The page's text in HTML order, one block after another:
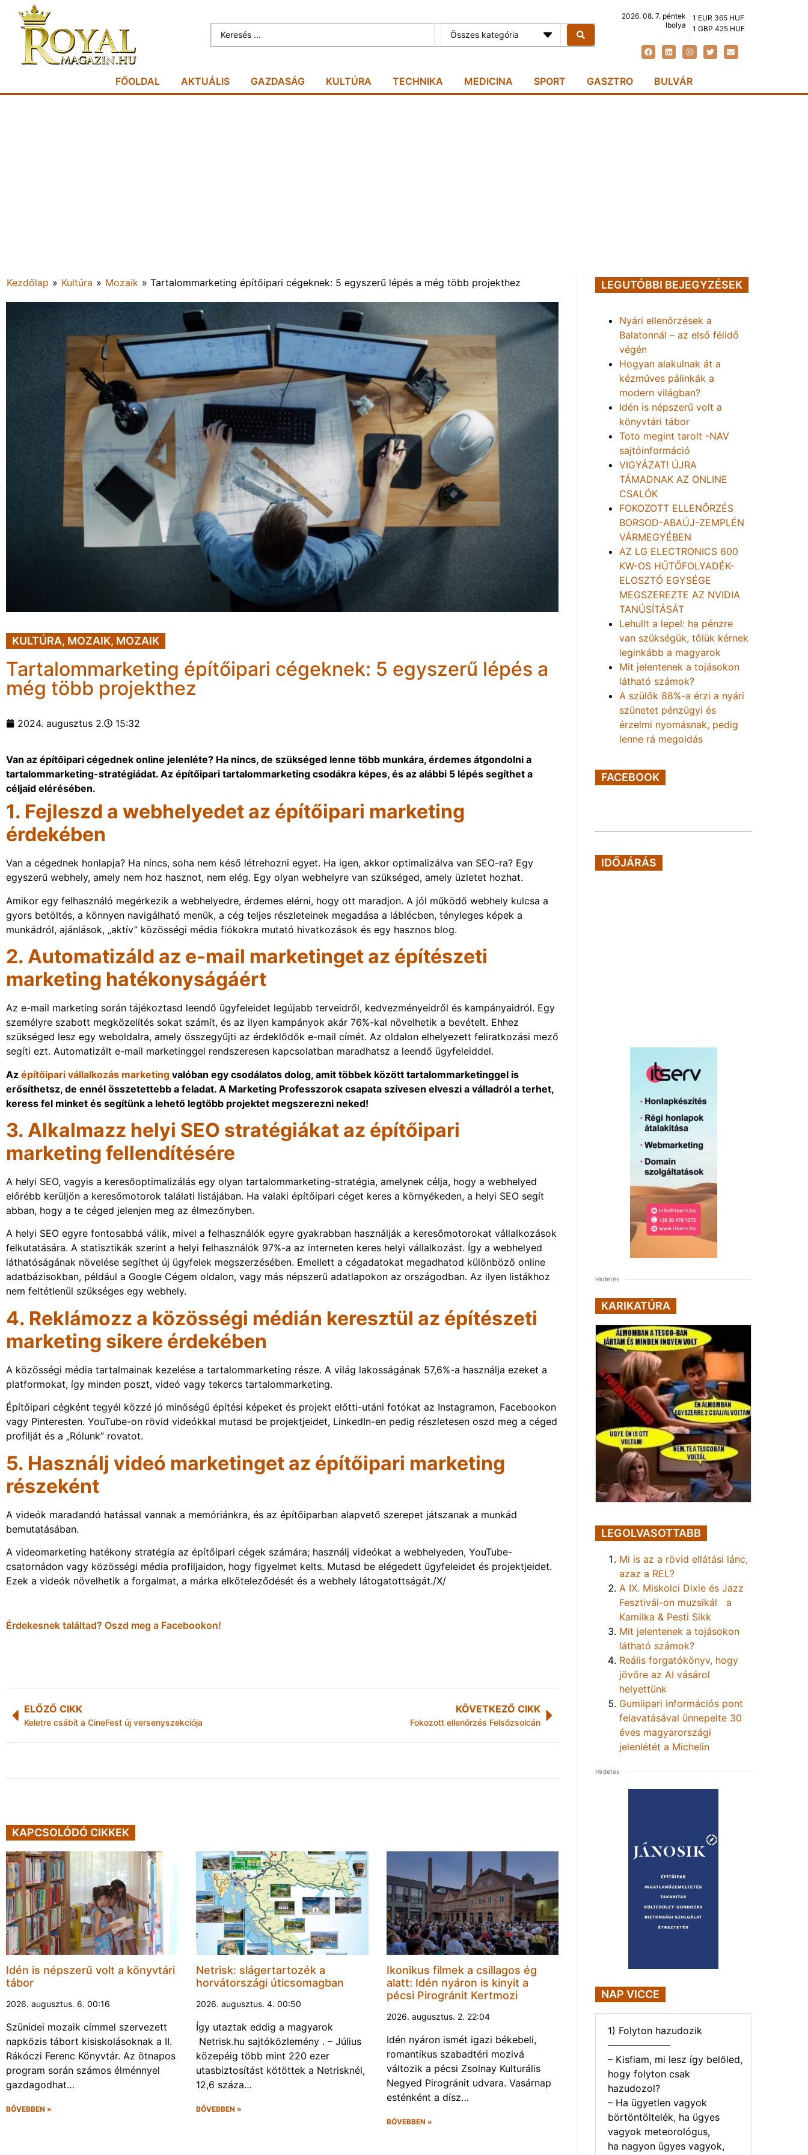
Összes kategória
2026. 08. 7. péntek
Ibolya
1 EUR 365 HUF
1 GBP 425 HUF
FŐOLDAL AKTUÁLIS GAZDASÁG KULTÚRA TECHNIKA MEDICINA SPORT GASZTRO BULVÁR
Kezdőlap » Kultúra » Mozaik » Tartalommarketing építőipari cégeknek: 5 egyszerű lépés a még több projekthez
KULTÚRA, MOZAIK, MOZAIK
Tartalommarketing építőipari cégeknek: 5 egyszerű lépés a
még több projekthez
2024. augusztus 2. 15:32
Van az építőipari cégednek online jelenléte? Ha nincs, de szükséged lenne több munkára, érdemes átgondolni a
tartalommarketing-stratégiádat. Az építőipari tartalommarketing csodákra képes, és az alábbi 5 lépés segíthet a
céljaid elérésében.
1. Fejleszd a webhelyedet az építőipari marketing
érdekében
Van a cégednek honlapja? Ha nincs, soha nem késő létrehozni egyet. Ha igen, akkor optimalizálva van SEO-ra? Egy
egyszerű webhely, amely nem hoz hasznot, nem elég. Egy olyan webhelyre van szükséged, amely üzletet hozhat.
Amikor egy felhasználó megérkezik a webhelyedre, érdemes elérni, hogy ott maradjon. A jól működő webhely kulcsa a
gyors betöltés, a könnyen navigálható menük, a cég teljes részleteinek megadása a láblécben, tényleges képek a
munkádról, ajánlások, „aktív” közösségi média fiókokra mutató hivatkozások és egy hasznos blog.
2. Automatizáld az e-mail marketinget az építészeti
marketing hatékonyságáért
Az e-mail marketing során tájékoztasd leendő ügyfeleidet legújabb terveidről, kedvezményeidről és kampányaidról. Egy
személyre szabott megközelítés sokat számít, és az ilyen kampányok akár 76%-kal növelhetik a bevételt. Ehhez
szükséged lesz egy weboldalra, amely összegyűjti az érdeklődők e-mail címét. Az oldalon elhelyezett feliratkozási mező
segíti ezt. Automatizált e-mail marketinggel rendszeresen kapcsolatban maradhatsz a leendő ügyfeleiddel.
Az építőipari vállalkozás marketing valóban egy csodálatos dolog, amit többek között tartalommarketinggel is
erősíthetsz, de ennél összetettebb a feladat. A Marketing Professzorok csapata szívesen elveszi a válladról a terhet,
keress fel minket és segítünk a lehető legtöbb projektet megszerezni neked!
3. Alkalmazz helyi SEO stratégiákat az építőipari
marketing fellendítésére
A helyi SEO, vagyis a keresőoptimalizálás egy olyan tartalommarketing-stratégia, amelynek célja, hogy a webhelyed
előrébb kerüljön a keresőmotorok találati listájában. Ha valaki építőipari céget keres a környékeden, a helyi SEO segít
abban, hogy a te céged jelenjen meg az élmezőnyben.
A helyi SEO egyre fontosabbá válik, mivel a felhasználók egyre gyakrabban használják a keresőmotorokat vállalkozások
felkutatására. A statisztikák szerint a helyi felhasználók 97%-a az interneten keres helyi vállalkozást. Így a webhelyed
láthatóságának növelése segíthet új ügyfelek megszerzésében. Emellett a cégadatokat megadhatod különböző online
adatbázisokban, például a Google Cégem oldalon, vagy más népszerű adatlapokon az országodban. Az ilyen listákhoz
nem feltétlenül szükséges egy webhely.
4. Reklámozz a közösségi médián keresztül az építészeti
marketing sikere érdekében
A közösségi média tartalmainak kezelése a tartalommarketing része. A világ lakosságának 57,6%-a használja ezeket a
platformokat, így minden poszt, videó vagy tekercs tartalommarketing.
Építőipari cégként tegyél közzé jó minőségű építési képeket és projekt előtti-utáni fotókat az Instagramon, Facebookon
vagy Pinteresten. YouTube-on rövid videókkal mutasd be projektjeidet, LinkedIn-en pedig részletesen oszd meg a céged
profilját és a „Rólunk” rovatot.
5. Használj videó marketinget az építőipari marketing
részeként
A videók maradandó hatással vannak a memóriánkra, és az építőiparban alapvető szerepet játszanak a munkád
bemutatásában.
A videomarketing hatékony stratégia az építőipari cégek számára; használj videókat a webhelyeden, YouTube-
csatornádon vagy közösségi média profiljaidon, hogy figyelmet kelts. Mutasd be elégedett ügyfeleidet és projektjeidet.
Ezek a videók növelhetik a forgalmat, a márka elköteleződését és a webhely látogatottságát./X/
Érdekesnek találtad? Oszd meg a Facebookon!
ELŐZŐ CIKK
Keletre csábít a CineFest új versenyszekciója
KÖVETKEZŐ CIKK
Fokozott ellenőrzés Felsőzsolcán
KAPCSOLÓDÓ CIKKEK
Idén is népszerű volt a könyvtári
tábor
2026. augusztus. 6. 00:16
Szünidei mozaik címmel szervezett
napközis tábort kisiskolásoknak a II.
Rákóczi Ferenc Könyvtár. Az ötnapos
program során számos élménnyel
gazdagodhat…
BŐVEBBEN »
Netrisk: slágertartozék a
horvátországi úticsomagban
2026. augusztus. 4. 00:50
Így utaztak eddig a magyarok
Netrisk.hu sajtóközlemény . – Július
közepéig több mint 220 ezer
utasbiztosítást kötöttek a Netrisknél,
12,6 száza…
BŐVEBBEN »
Ikonikus filmek a csillagos ég
alatt: Idén nyáron is kinyit a
pécsi Pirogránit Kertmozi
2026. augusztus. 2. 22:04
Idén nyáron ismét igazi békebeli,
romantikus szabadtéri mozivá
változik a pécsi Zsolnay Kulturális
Negyed Pirogránit udvara. Vasárnap
esténként a dísz…
BŐVEBBEN »
LEGUTÓBBI BEJEGYZÉSEK
Nyári ellenőrzések a
Balatonnál – az első félidő
végén
Hogyan alakulnak át a
kézműves pálinkák a
modern világban?
Idén is népszerű volt a
könyvtári tábor
Toto megint tarolt -NAV
sajtóinformáció
VIGYÁZAT! ÚJRA
TÁMADNAK AZ ONLINE
CSALÓK
FOKOZOTT ELLENŐRZÉS
BORSOD-ABAÚJ-ZEMPLÉN
VÁRMEGYÉBEN
AZ LG ELECTRONICS 600
KW-OS HŰTŐFOLYADÉK-
ELOSZTÓ EGYSÉGE
MEGSZEREZTE AZ NVIDIA
TANÚSÍTÁSÁT
Lehullt a lepel: ha pénzre
van szükségük, tőlük kérnek
leginkább a magyarok
Mit jelentenek a tojásokon
látható számok?
A szülők 88%-a érzi a nyári
szünetet pénzügyi és
érzelmi nyomásnak, pedig
lenne rá megoldás
FACEBOOK
IDŐJÁRÁS
Hirdetés
KARIKATÚRA
LEGOLVASOTTABB
Mi is az a rövid ellátási lánc,
azaz a REL?
A IX. Miskolci Dixie és Jazz
Fesztivál-on muzsikál a
Kamilka & Pesti Sikk
Mit jelentenek a tojásokon
látható számok?
Reális forgatókönyv, hogy
jövőre az AI vásárol
helyettünk
Gumiipari információs pont
felavatásával ünnepelte 30
éves magyarországi
jelenlétét a Michelin
Hirdetés
NAP VICCE
1) Folyton hazudozik
——————–
– Kisfiam, mi lesz így belőled,
hogy folyton csak
hazudozol?
– Ha ügyetlen vagyok
börtöntöltelék, ha ügyes
vagyok meteorológus,
ha nagyon ügyes vagyok,